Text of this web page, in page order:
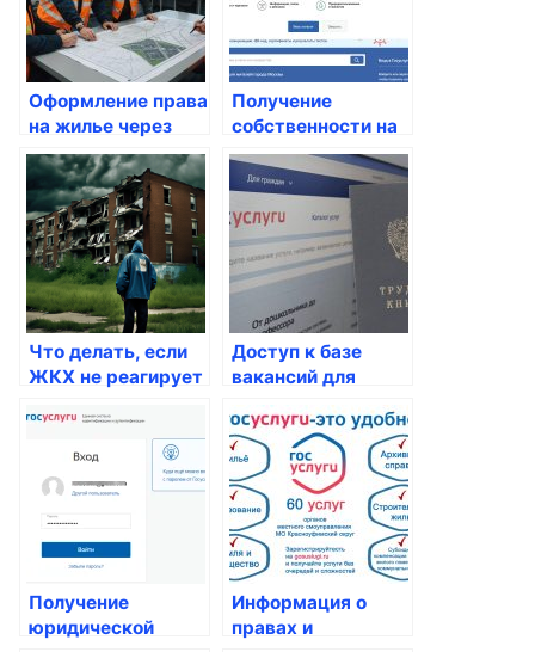
Оформление права
на жилье через
Госуслуги
Получение
собственности на
жилье в России:
все, что вам нужно
знать
Что делать, если
ЖКХ не реагирует
жильцов
Доступ к базе
вакансий для
российских
граждан: как
получить нужную
информацию
Получение
юридической
Информация о
правах и